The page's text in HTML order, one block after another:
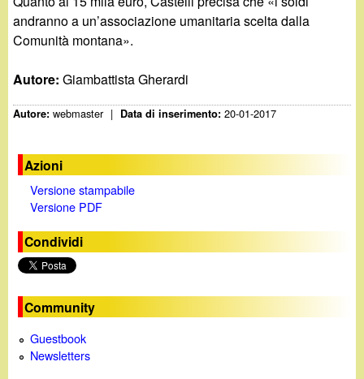
andranno a un’associazione umanitaria scelta dalla
Comunità montana».
Autore:Giambattista Gherardi
Autore:webmaster | Data di inserimento:20-01-2017
Azioni
Versione stampabile
Versione PDF
Condividi
Community
Guestbook
Newsletters